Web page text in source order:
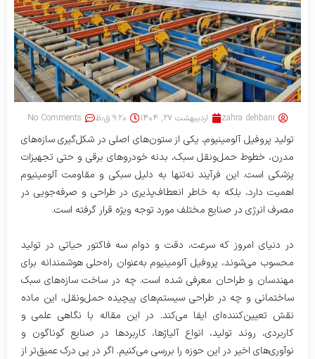
zahra dehbani اردیبهشت ۲۷, ۱۴۰۴ ۹:۲۰ ق٫ظ No Comments
تولید پروفیل آلومینیوم، یکی از ستون‌های اصلی در شکل‌گیری سازه‌های
مدرن، خطوط حمل‌ونقل سبک، بدنه خودروهای برقی و حتی تجهیزات
پزشکی است. این فرآیند نه‌تنها به دلیل سبکی و مقاومت آلومینیوم
اهمیت دارد، بلکه به خاطر انعطاف‌پذیری در طراحی و صرفه‌جویی در
مصرف انرژی در صنایع مختلف مورد توجه ویژه قرار گرفته است.
در دنیای امروز که سرعت، دقت و دوام سه فاکتور حیاتی در تولید
محسوب می‌شوند، پروفیل آلومینیوم به‌عنوان راه‌حلی هوشمندانه برای
مهندسان و طراحان معرفی شده است. چه در ساخت سازه‌های سبک
ساختمانی و چه در طراحی سیستم‌های پیچیده حمل‌ونقل، این ماده
نقش تعیین‌کننده‌ای ایفا می‌کند. در این مقاله با نگاهی علمی و
کاربردی، روند تولید، انواع آلیاژها، کاربردها در صنایع گوناگون و
نوآوری‌های اخیر در این حوزه را بررسی می‌کنیم. اگر در پی درک عمیق‌تر از